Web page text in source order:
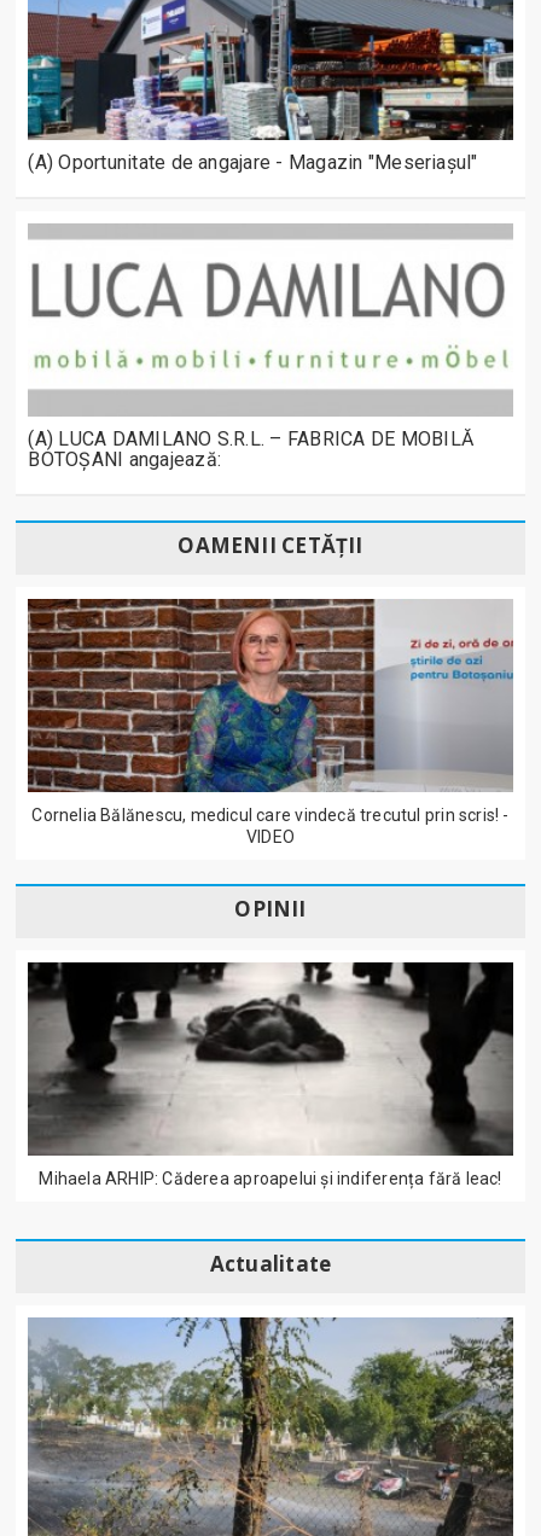
(A) Oportunitate de angajare - Magazin "Meseriașul"
(A) LUCA DAMILANO S.R.L. – FABRICA DE MOBILĂ
BOTOȘANI angajează:
OAMENII CETĂȚII
Cornelia Bălănescu, medicul care vindecă trecutul prin scris! -
VIDEO
OPINII
Mihaela ARHIP: Căderea aproapelui și indiferența fără leac!
Actualitate